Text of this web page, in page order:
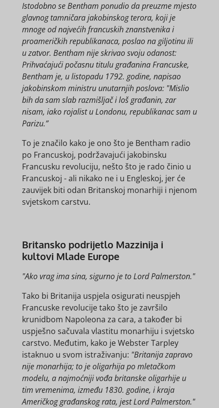
Istodobno se Bentham ponudio da preuzme mjesto
glavnog tamničara jakobinskog terora, koji je
mnoge od najvećih francuskih znanstvenika i
proameričkih republikanaca, poslao na giljotinu ili
u zatvor. Bentham nije skrivao svoju odanost:
Prihvaćajući počasnu titulu građanina Francuske,
Bentham je, u listopadu 1792. godine, napisao
jakobinskom ministru unutarnjih poslova: "Mislio
bih da sam slab razmišljač i loš građanin, zar
nisam, iako rojalist u Londonu, republikanac sam u
Parizu.”
To je značilo kako je ono što je Bentham radio
po Francuskoj, podržavajući jakobinsku
Francusku revoluciju, nešto što je rado činio u
Francuskoj - ali nikako ne i u Engleskoj, jer će
zauvijek biti odan Britanskoj monarhiji i njenom
svjetskom carstvu.
Britansko podrijetlo Mazzinija i
kultovi Mlade Europe
"Ako vrag ima sina, sigurno je to Lord Palmerston."
Tako bi Britanija uspjela osigurati neuspjeh
Francuske revolucije tako što je završilo
krunidbom Napoleona za cara, a također bi
uspješno sačuvala vlastitu monarhiju i svjetsko
carstvo. Međutim, kako je Webster Tarpley
istaknuo u svom istraživanju: "Britanija zapravo
nije monarhija; to je oligarhija po mletačkom
modelu, a najmoćniji vođa britanske oligarhije u
tim vremenima, između 1830. godine, i kraja
Američkog građanskog rata, jest Lord Palmerston."